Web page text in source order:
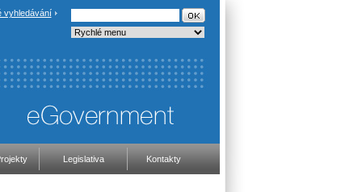
vyhledávání
Legislativa Kontakty